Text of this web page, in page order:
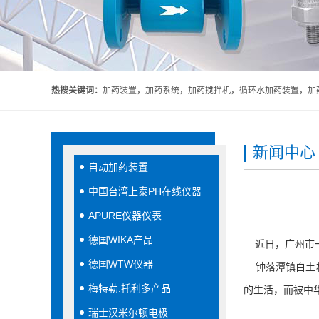
热搜关键词： 加药装置，加药系统，加药搅拌机，循环水加药装置，
自动加药装置
中国台湾上泰PH在线仪器
APURE仪器仪表
德国WIKA产品
德国WTW仪器
梅特勒.托利多产品
瑞士汉米尔顿电极
新闻中心
近日，广州市
钟落潭镇白土
的生活，而被中